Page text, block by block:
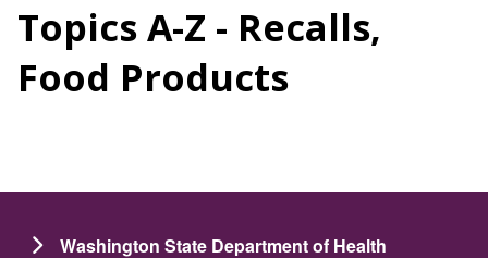
Topics A-Z - Recalls,
Food Products
Washington State Department of Health